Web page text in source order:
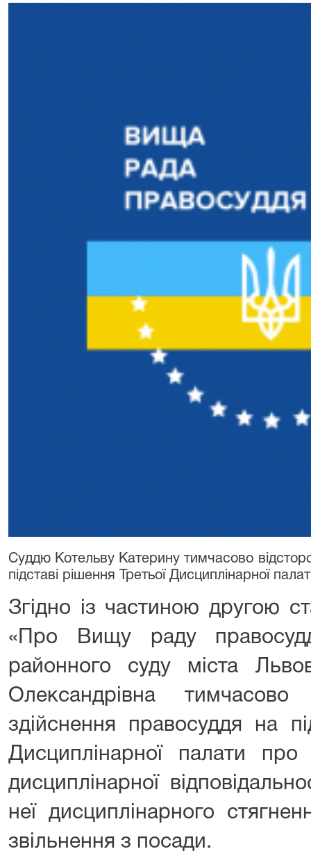
Суддю Котельву Катерину тимчасово
підставі рішення Третьої Дисциплінарної
Згідно із частиною другою
«Про Вищу раду
районного суду міста
Олександрівна тимчасово
здійснення правосуддя на
Дисциплінарної палати
дисциплінарної
неї дисциплінарного
звільнення з посади.